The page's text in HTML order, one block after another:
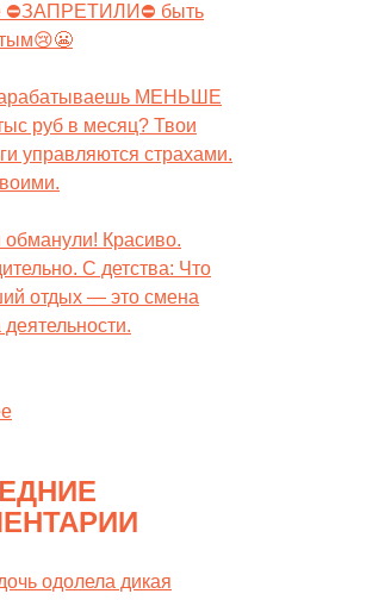
⛔️ЗАПРЕТИЛИ⛔️ быть
МЕНЬШЕ
руб в месяц? Твои
управляются страхами.
обманули! Красиво.
С детства: Что
отдых — это смена
деятельности.
одолела дикая